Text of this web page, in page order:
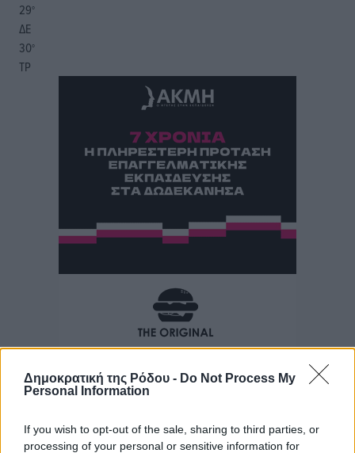
Δημοκρατική της Ρόδου - Do Not Process My
Personal Information
If you wish to opt-out of the sale, sharing to third parties, or
processing of your personal or sensitive information for
29°
ΔΕ
30°
ΤΡ